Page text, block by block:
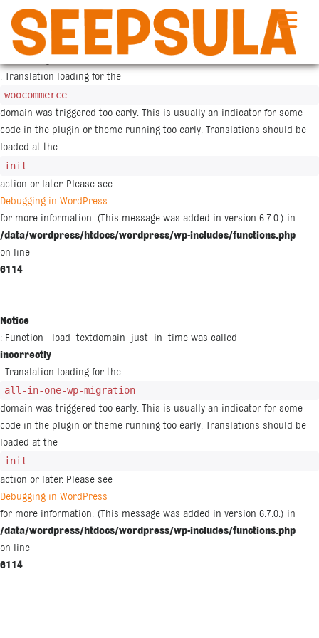
Notice
: Function _load_textdomain_just_in_time was called
. Translation loading for the
woocommerce
domain was triggered too early. This is usually an indicator for some
code in the plugin or theme running too early. Translations should be
loaded at the
init
action or later. Please see
Debugging in WordPress
for more information. (This message was added in version 6.7.0.) in
/data/wordpress/htdocs/wordpress/wp-includes/functions.php
on line
6114
Notice
: Function _load_textdomain_just_in_time was called
incorrectly
. Translation loading for the
all-in-one-wp-migration
domain was triggered too early. This is usually an indicator for some
code in the plugin or theme running too early. Translations should be
loaded at the
init
action or later. Please see
Debugging in WordPress
for more information. (This message was added in version 6.7.0.) in
/data/wordpress/htdocs/wordpress/wp-includes/functions.php
on line
6114